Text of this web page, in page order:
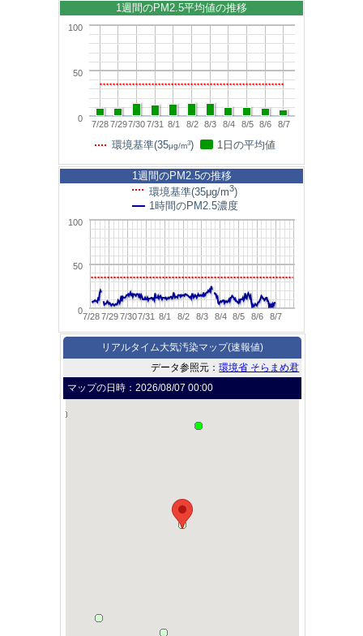
7/287/297/307/31 8/1 8/2 8/3 8/4 8/5 8/6 8/7
0
50
100
1週間のPM2.5平均値の推移
環境基準(35μg/m3) 1日の平均値
7/287/297/307/31 8/1 8/2 8/3 8/4 8/5 8/6 8/7
0
50
100
1週間のPM2.5の推移
環境基準(35μg/m3)
1時間のPM2.5濃度
リアルタイム大気汚染マップ(速報値)
データ参照元：環境省 そらまめ君
マップの日時：2026/08/07 00:00